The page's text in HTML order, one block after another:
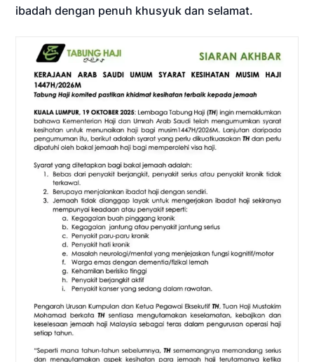
ibadah dengan penuh khusyuk dan selamat.